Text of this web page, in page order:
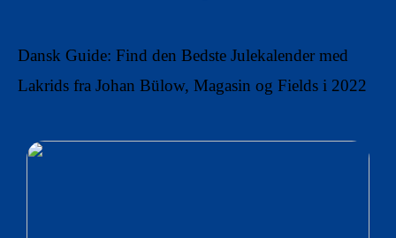
Dansk Guide: Find den Bedste Julekalender med
Lakrids fra Johan Bülow, Magasin og Fields i 2022